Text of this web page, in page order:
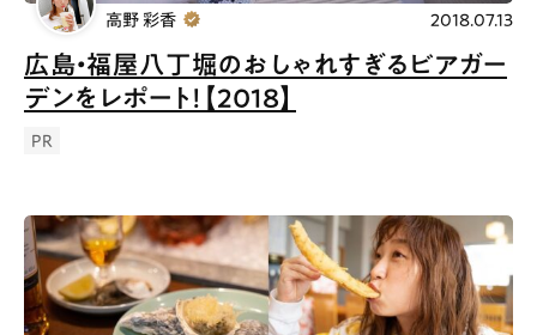
ペコマガとは
スポット情報
お問合せ 利用規約
広島・福屋八丁堀のおしゃれすぎるビアガー
デンをレポート！【2018】
PR
高野 彩香 2018.07.13